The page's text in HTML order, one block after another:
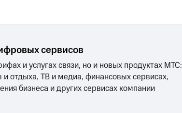
сервисов
и услугах связи, но и новых продуктах МТС:
отдыха, ТВ и медиа, финансовых сервисах,
бизнеса и других сервисах компании